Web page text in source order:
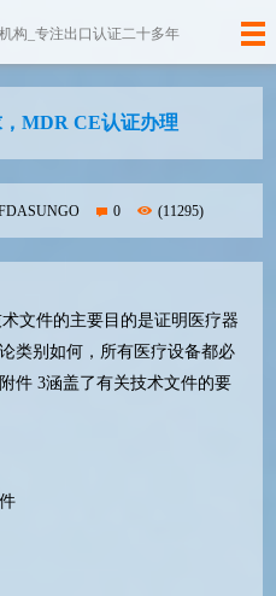
构_专注出口认证二十多年
MDR CE认证办理
0 (11295)
文件的主要目的是证明医疗器
类别如何，所有医疗设备都必
件3涵盖了有关技术文件的要